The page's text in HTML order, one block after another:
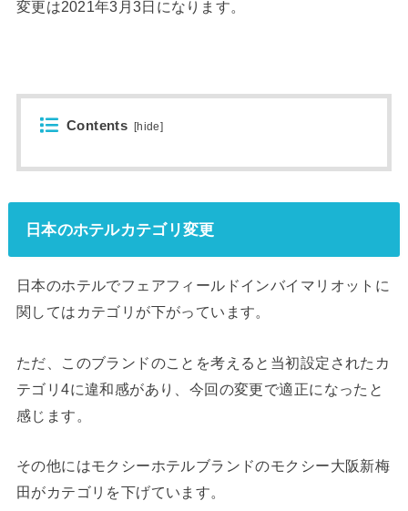
Contents [hide]
日本のホテルカテゴリ変更
日本のホテルでフェアフィールドインバイマリオットに
関してはカテゴリが下がっています。
ただ、このブランドのことを考えると当初設定されたカ
テゴリ4に違和感があり、今回の変更で適正になったと
感じます。
その他にはモクシーホテルブランドのモクシー大阪新梅
田がカテゴリを下げています。